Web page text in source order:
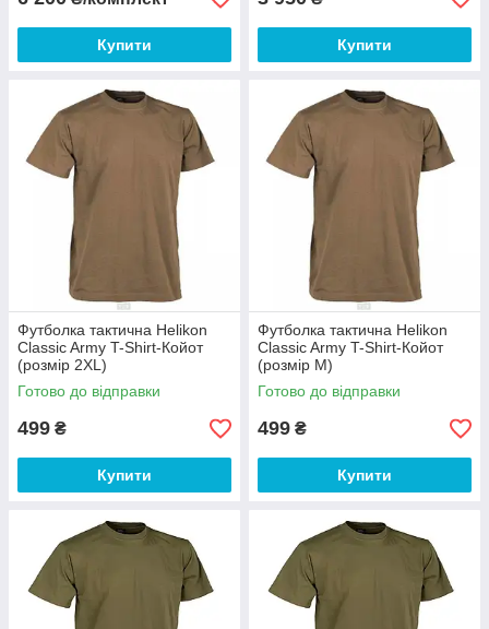
Купити Купити
Футболка тактична Helikon
Classic Army T-Shirt-Койот
(розмір 2XL)
Готово до відправки
499 ₴
Купити
Футболка тактична Helikon
Classic Army T-Shirt-Койот
(розмір М)
Готово до відправки
499 ₴
Купити